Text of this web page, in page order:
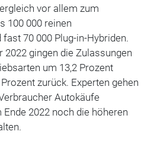
vor allem zum
100 000 reinen
70 000 Plug-in-Hybriden.
2022 gingen die Zulassungen
um 13,2 Prozent
zurück. Experten gehen
Autokäufe
2022 noch die höheren